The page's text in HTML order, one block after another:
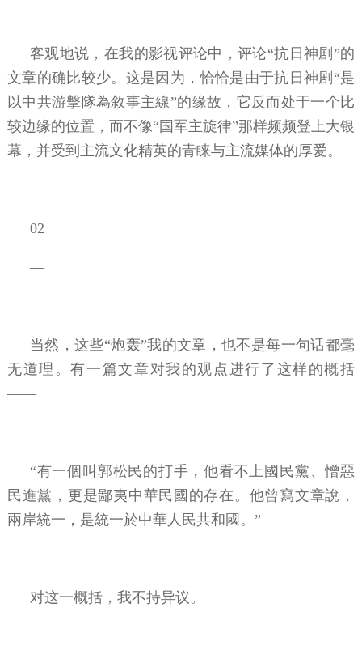
客观地说，在我的影视评论中，评论“抗日神剧”的
文章的确比较少。这是因为，恰恰是由于抗日神剧“是
以中共游擊隊為敘事主線”的缘故，它反而处于一个比
较边缘的位置，而不像“国军主旋律”那样频频登上大银
幕，并受到主流文化精英的青睐与主流媒体的厚爱。
02
—
当然，这些“炮轰”我的文章，也不是每一句话都毫
无道理。有一篇文章对我的观点进行了这样的概括
——
“有一個叫郭松民的打手，他看不上國民黨、憎惡
民進黨，更是鄙夷中華民國的存在。他曾寫文章說，
兩岸統一，是統一於中華人民共和國。”
对这一概括，我不持异议。